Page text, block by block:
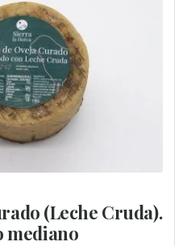
67,66€
(Leche Cruda).
mediano